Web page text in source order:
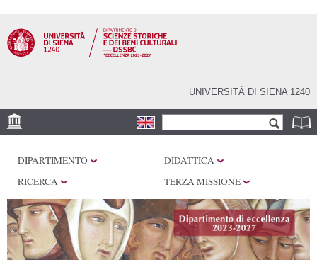
contenuto
principale
UNIVERSITÀ DI SIENA 1240
Form di ricerca
CENTRI DI RICERCA
LABORATORI
BIBLIOTECHE
SERVIZI
DIPARTIMENTO
DIDATTICA
RICERCA
TERZA MISSIONE